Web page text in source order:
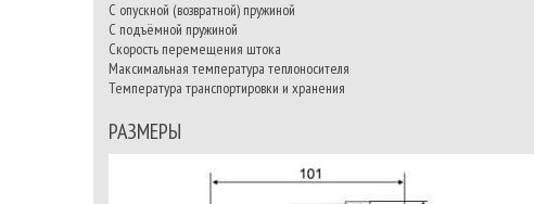
С опускной (возвратной) пружиной
С подъёмной пружиной
Скорость перемещения штока
Максимальная температура теплоносителя
Температура транспортировки и хранения
РАЗМЕРЫ